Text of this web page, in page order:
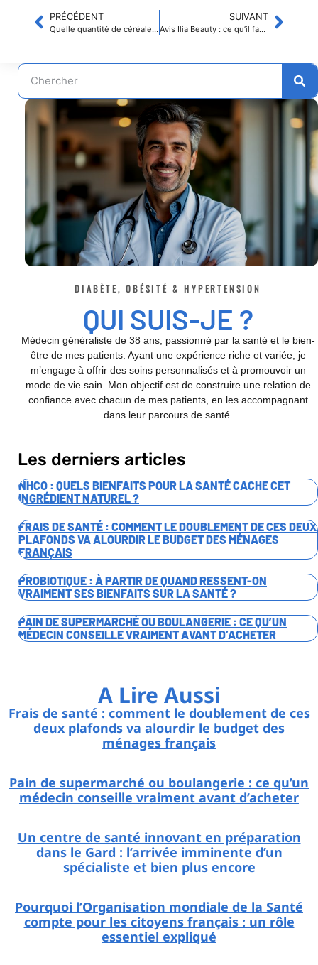
PRÉCÉDENT
Quelle quantité de céréales consommer au petit-déjeuner pour une alimentation équilibrée ?
SUIVANT
Avis Ilia Beauty : ce qu’il faut savoir sur la marque de maquillage clean
DIABÈTE, OBÉSITÉ & HYPERTENSION
QUI SUIS-JE ?
Médecin généraliste de 38 ans, passionné par la santé et le bien-
être de mes patients. Ayant une expérience riche et variée, je
m’engage à offrir des soins personnalisés et à promouvoir un
mode de vie sain. Mon objectif est de construire une relation de
confiance avec chacun de mes patients, en les accompagnant
dans leur parcours de santé.
Les derniers articles
NHCO : QUELS BIENFAITS POUR LA SANTÉ CACHE CET
INGRÉDIENT NATUREL ?
FRAIS DE SANTÉ : COMMENT LE DOUBLEMENT DE CES DEUX
PLAFONDS VA ALOURDIR LE BUDGET DES MÉNAGES
FRANÇAIS
PROBIOTIQUE : À PARTIR DE QUAND RESSENT-ON
VRAIMENT SES BIENFAITS SUR LA SANTÉ ?
PAIN DE SUPERMARCHÉ OU BOULANGERIE : CE QU’UN
MÉDECIN CONSEILLE VRAIMENT AVANT D’ACHETER
A Lire Aussi
Frais de santé : comment le doublement de ces
deux plafonds va alourdir le budget des
ménages français
Pain de supermarché ou boulangerie : ce qu’un
médecin conseille vraiment avant d’acheter
Un centre de santé innovant en préparation
dans le Gard : l’arrivée imminente d’un
spécialiste et bien plus encore
Pourquoi l’Organisation mondiale de la Santé
compte pour les citoyens français : un rôle
essentiel expliqué